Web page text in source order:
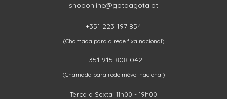
shoponline@gotaagota.pt
+351 223 197 854
(Chamada para a rede fixa nacional)
+351 915 808 042
(Chamada para rede móvel nacional)
Terça a Sexta: 11h00 - 19h00